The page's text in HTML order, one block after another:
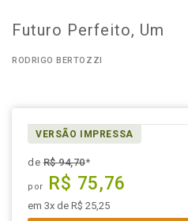
Futuro Perfeito, Um
RODRIGO BERTOZZI
VERSÃO IMPRESSA
deR$ 94,70*
por R$ 75,76
em 3x de R$ 25,25